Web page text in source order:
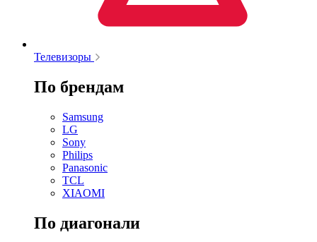
Телевизоры
По брендам
Samsung
LG
Sony
Philips
Panasonic
TCL
XIAOMI
По диагонали